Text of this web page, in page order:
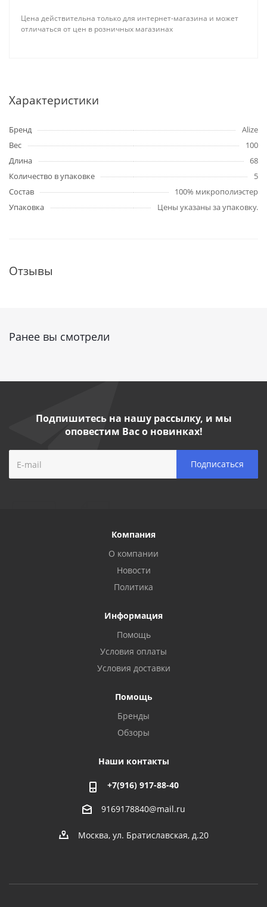
Цена действительна только для интернет-магазина и может
отличаться от цен в розничных магазинах
Характеристики
Бренд
Alize
Вес
100
Длина
68
Количество в упаковке
5
Состав
100% микрополиэстер
Упаковка
Цены указаны за упаковку.
Отзывы
Ранее вы смотрели
Подпишитесь на нашу рассылку, и мы
оповестим Вас о новинках!
Компания
О компании
Новости
Политика
Информация
Помощь
Условия оплаты
Условия доставки
Помощь
Бренды
Обзоры
Наши контакты
+7(916) 917-88-40
9169178840@mail.ru
Москва, ул. Братиславская, д.20